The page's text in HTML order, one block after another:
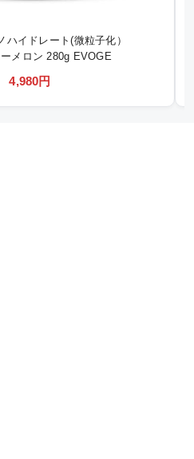
イドレート(微粒子化）
ロン 280g EVOGE
4,980円